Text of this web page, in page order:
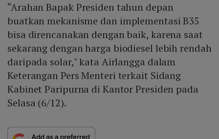
“Arahan Bapak Presiden tahun depan
buatkan mekanisme dan implementasi B35
bisa direncanakan dengan baik, karena saat
sekarang dengan harga biodiesel lebih rendah
daripada solar," kata Airlangga dalam
Keterangan Pers Menteri terkait Sidang
Kabinet Paripurna di Kantor Presiden pada
Selasa (6/12).